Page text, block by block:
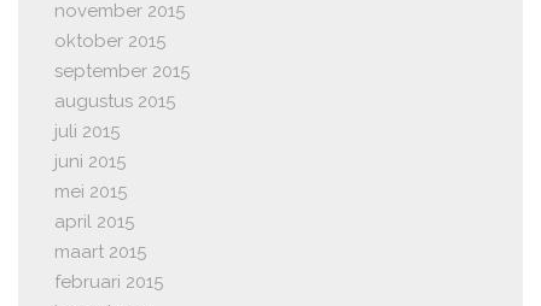
november 2015
oktober 2015
september 2015
augustus 2015
juli 2015
juni 2015
mei 2015
april 2015
maart 2015
februari 2015